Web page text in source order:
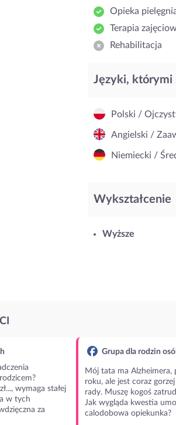
Opieka
Terapia
Rehabilitacja
Języki, którymi
Polski /
Angielski /
Niemiecki /
Wykształcenie
Wyższe
wymaga stałej
w tych
za
Grupa dla rodzin
Mój tata ma Alzheimera,
roku, ale jest coraz
rady. Muszę kogoś
Jak wygląda kwestia
calodobowa opiekunka?